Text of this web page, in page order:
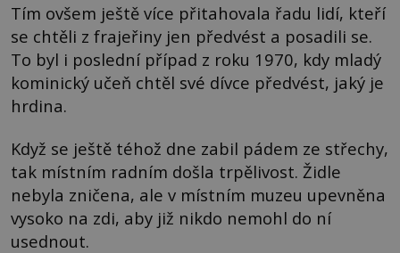
Tím ovšem ještě více přitahovala řadu lidí, kteří
se chtěli z frajeřiny jen předvést a posadili se.
To byl i poslední případ z roku 1970, kdy mladý
kominický učeň chtěl své dívce předvést, jaký je
hrdina.
Když se ještě téhož dne zabil pádem ze střechy,
tak místním radním došla trpělivost. Židle
nebyla zničena, ale v místním muzeu upevněna
vysoko na zdi, aby již nikdo nemohl do ní
usednout.